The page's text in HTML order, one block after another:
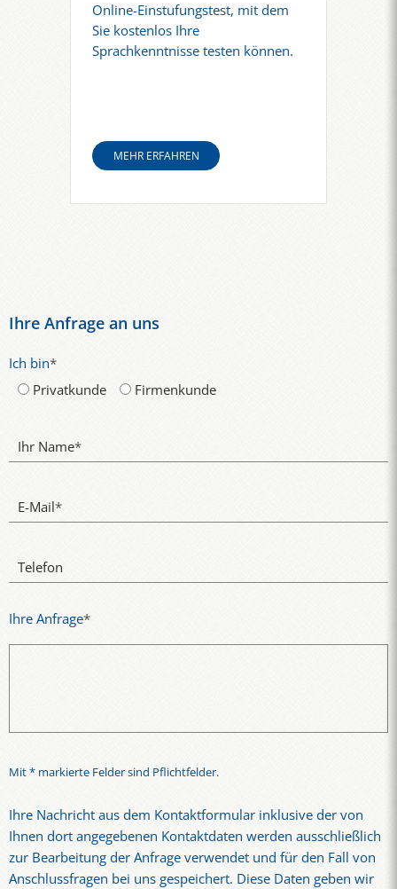
Online-Einstufungstest, mit dem
Sie kostenlos Ihre
Sprachkenntnisse testen können.
MEHR ERFAHREN
Ihre Anfrage an uns
Ich bin*
Privatkunde
Firmenkunde
Ihr Name*
E-Mail*
Telefon
Ihre Anfrage*
Mit * markierte Felder sind Pflichtfelder.
Ihre Nachricht aus dem Kontaktformular inklusive der von
Ihnen dort angegebenen Kontaktdaten werden ausschließlich
zur Bearbeitung der Anfrage verwendet und für den Fall von
Anschlussfragen bei uns gespeichert. Diese Daten geben wir